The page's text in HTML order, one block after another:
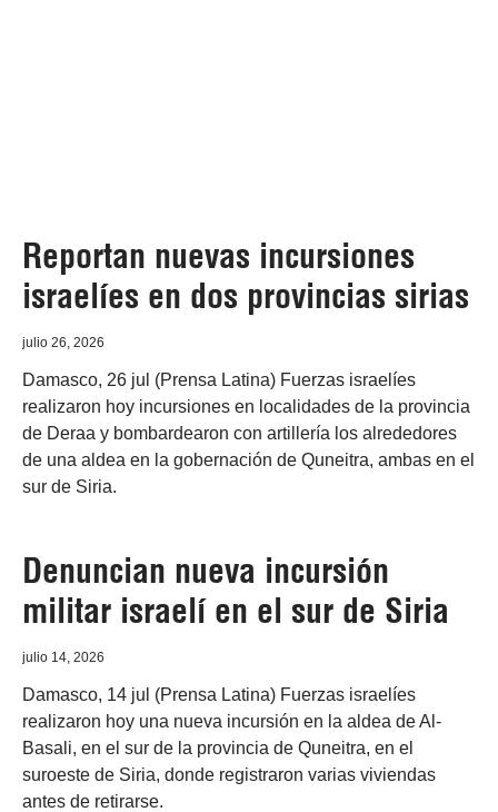
Reportan nuevas incursiones
israelíes en dos provincias sirias
julio 26, 2026
Damasco, 26 jul (Prensa Latina) Fuerzas israelíes
realizaron hoy incursiones en localidades de la provincia
de Deraa y bombardearon con artillería los alrededores
de una aldea en la gobernación de Quneitra, ambas en el
sur de Siria.
Denuncian nueva incursión
militar israelí en el sur de Siria
julio 14, 2026
Damasco, 14 jul (Prensa Latina) Fuerzas israelíes
realizaron hoy una nueva incursión en la aldea de Al-
Basali, en el sur de la provincia de Quneitra, en el
suroeste de Siria, donde registraron varias viviendas
antes de retirarse.